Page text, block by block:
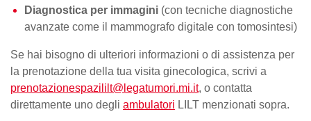
Diagnostica per immagini (con tecniche diagnostiche
avanzate come il mammografo digitale con tomosintesi)
Se hai bisogno di ulteriori informazioni o di assistenza per
la prenotazione della tua visita ginecologica, scrivi a
prenotazionespazililt@legatumori.mi.it, o contatta
direttamente uno degli ambulatori LILT menzionati sopra.